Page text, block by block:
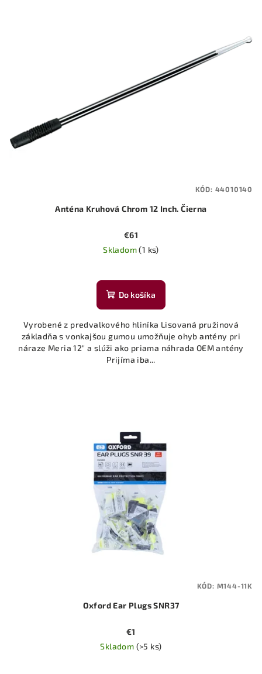
Anténa Kruhová Chrom 12 Inch. Čierna
€61
Skladom(1 ks)
Do košíka
Vyrobené z predvalkového hliníka Lisovaná pružinová
základňa s vonkajšou gumou umožňuje ohyb antény pri
náraze Meria 12" a slúži ako priama náhrada OEM antény
Prijíma iba...
KÓD: 44010140
Oxford Ear Plugs SNR37
€1
Skladom (>5 ks)
KÓD: M144-11K